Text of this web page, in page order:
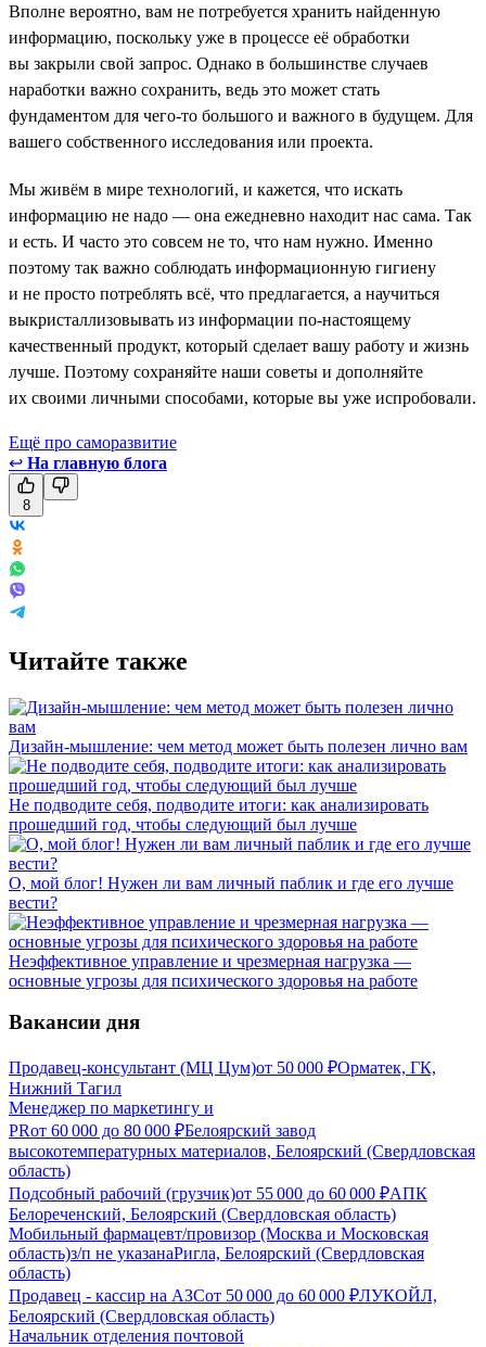
Вполне вероятно, вам не потребуется хранить найденную
информацию, поскольку уже в процессе её обработки
вы закрыли свой запрос. Однако в большинстве случаев
наработки важно сохранить, ведь это может стать
фундаментом для чего-то большого и важного в будущем. Для
вашего собственного исследования или проекта.
Мы живём в мире технологий, и кажется, что искать
информацию не надо — она ежедневно находит нас сама. Так
и есть. И часто это совсем не то, что нам нужно. Именно
поэтому так важно соблюдать информационную гигиену
и не просто потреблять всё, что предлагается, а научиться
выкристаллизовывать из информации по-настоящему
качественный продукт, который сделает вашу работу и жизнь
лучше. Поэтому сохраняйте наши советы и дополняйте
их своими личными способами, которые вы уже испробовали.
Ещё про саморазвитие
↩ На главную блога
8
Читайте также
Дизайн-мышление: чем метод может быть полезен лично вам
Не подводите себя, подводите итоги: как анализировать
прошедший год, чтобы следующий был лучше
О, мой блог! Нужен ли вам личный паблик и где его лучше
вести?
Неэффективное управление и чрезмерная нагрузка —
основные угрозы для психического здоровья на работе
Вакансии дня
Продавец-консультант (МЦ Цум)от 50 000 ₽Орматек, ГК,
Нижний Тагил
Менеджер по маркетингу и
PRот 60 000 до 80 000 ₽Белоярский завод
высокотемпературных материалов, Белоярский (Свердловская
область)
Подсобный рабочий (грузчик)от 55 000 до 60 000 ₽АПК
Белореченский, Белоярский (Свердловская область)
Мобильный фармацевт/провизор (Москва и Московская
область)з/п не указанаРигла, Белоярский (Свердловская
область)
Продавец - кассир на АЗСот 50 000 до 60 000 ₽ЛУКОЙЛ,
Белоярский (Свердловская область)
Начальник отделения почтовой